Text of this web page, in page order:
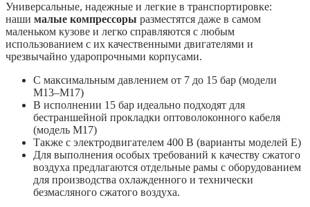
Универсальные, надежные и легкие в транспортировке:
наши малые компрессоры разместятся даже в самом
маленьком кузове и легко справляются с любым
использованием с их качественными двигателями и
чрезвычайно ударопрочными корпусами.
С максимальным давлением от 7 до 15 бар (модели
M13–M17)
В исполнении 15 бар идеально подходят для
бестраншейной прокладки оптоволоконного кабеля
(модель M17)
Также с электродвигателем 400 В (варианты моделей E)
Для выполнения особых требований к качеству сжатого
воздуха предлагаются отдельные рамы с оборудованием
для производства охлажденного и технически
безмасляного сжатого воздуха.